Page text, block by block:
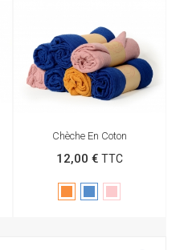
Chèche En Coton
12,00 € TTC